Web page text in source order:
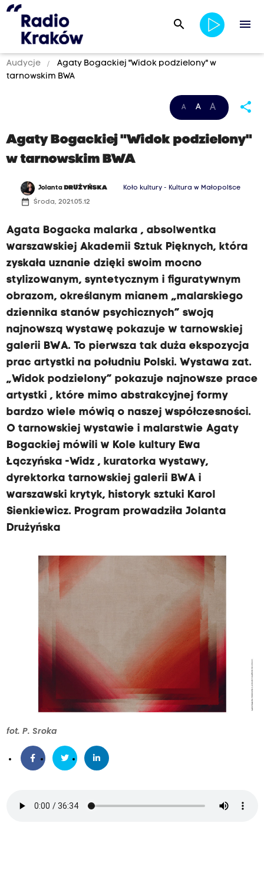
search menu
Audycje
Agaty Bogackiej "Widok podzielony" w
tarnowskim BWA
A A A share
Agaty Bogackiej "Widok podzielony"
w tarnowskim BWA
Jolanta DRUŻYŃSKA Koło kultury - Kultura w Małopolsce
date_range Środa, 2021.05.12
Agata Bogacka malarka , absolwentka
warszawskiej Akademii Sztuk Pięknych, która
zyskała uznanie dzięki swoim mocno
stylizowanym, syntetycznym i figuratywnym
obrazom, określanym mianem „malarskiego
dziennika stanów psychicznych” swoją
najnowszą wystawę pokazuje w tarnowskiej
galerii BWA. To pierwsza tak duża ekspozycja
prac artystki na południu Polski. Wystawa zat.
„Widok podzielony” pokazuje najnowsze prace
artystki , które mimo abstrakcyjnej formy
bardzo wiele mówią o naszej współczesności.
O tarnowskiej wystawie i malarstwie Agaty
Bogackiej mówili w Kole kultury Ewa
Łączyńska -Widz , kuratorka wystawy,
dyrektorka tarnowskiej galerii BWA i
warszawski krytyk, historyk sztuki Karol
Sienkiewicz. Program prowadziła Jolanta
Drużyńska
fot. P. Sroka